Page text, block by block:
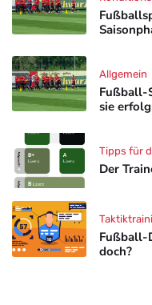
Fußball-
sie
Allgemein
Der
Tipps für
Fußball-
doch?